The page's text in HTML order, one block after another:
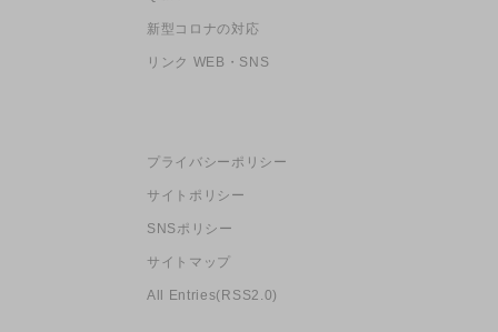
新型コロナの対応
リンク WEB・SNS
プライバシーポリシー
サイトポリシー
SNSポリシー
サイトマップ
All Entries(RSS2.0)